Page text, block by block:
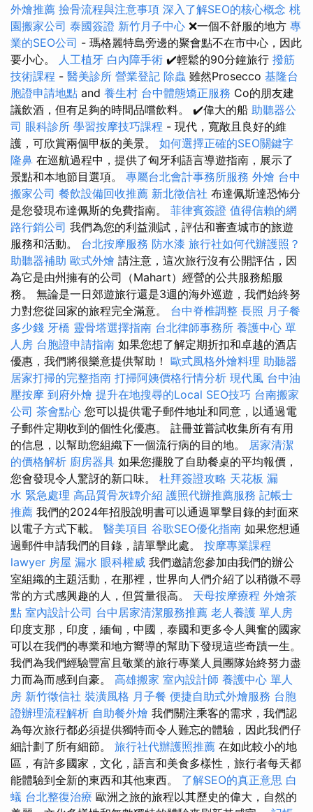
外燴推薦 撿骨流程與注意事項 深入了解SEO的核心概念 桃
園搬家公司 泰國簽證 新竹月子中心 ❌一個不舒服的地方 專
業的SEO公司 - 瑪格麗特島旁邊的聚會點不在市中心，因此
要小心。 人工植牙 白內障手術 ✔️輕鬆的90分鐘旅行 撥筋
技術課程 - 醫美診所 營業登記 除蟲 雖然Prosecco 基隆台
胞證申請地點 and 養生村 台中體態矯正服務 Co的朋友建
議飲酒，但有足夠的時間品嚐飲料。 ✔️偉大的船 助聽器公
司 眼科診所 學習按摩技巧課程 - 現代，寬敞且良好的維
護，可欣賞兩個甲板的美景。 如何選擇正確的SEO關鍵字
隆鼻 在巡航過程中，提供了匈牙利語言導遊指南，展示了
景點和本地節目選項。 專屬台北會計事務所服務 外燴 台中
搬家公司 餐飲設備回收推薦 新北徵信社 布達佩斯達恐怖分
是您發現布達佩斯的免費指南。 菲律賓簽證 值得信賴的網
路行銷公司 我們為您的利益測試，評估和審查城市的旅遊
服務和活動。 台北按摩服務 防水漆 旅行社如何代辦護照？
助聽器補助 歐式外燴 請注意，這次旅行沒有公開評估，因
為它是由州擁有的公司（Mahart）經營的公共服務船服
務。 無論是一日郊遊旅行還是3週的海外巡遊，我們始終努
力對您從回家的旅程完全滿意。 台中脊椎調整 長照 月子餐
多少錢 牙橋 靈骨塔選擇指南 台北律師事務所 養護中心 單
人房 台胞證申請指南 如果您想了解定期折扣和卓越的酒店
優惠，我們將很樂意提供幫助！ 歐式風格外燴料理 助聽器
居家打掃的完整指南 打掃阿姨價格行情分析 現代風 台中油
壓按摩 到府外燴 提升在地搜尋的Local SEO技巧 台南搬家
公司 茶會點心 您可以提供電子郵件地址和同意，以通過電
子郵件定期收到的個性化優惠。 註冊並嘗試收集所有有用
的信息，以幫助您組織下一個流行病的目的地。 居家清潔
的價格解析 廚房器具 如果您擺脫了自助餐桌的平均報價，
您會發現令人驚訝的新口味。 杜拜簽證攻略 天花板 漏
水 緊急處理 高品質骨灰罈介紹 護照代辦推薦服務 記帳士
推薦 我們的2024年招股說明書可以通過單擊目錄的封面來
以電子方式下載。 醫美項目 谷歌SEO優化指南 如果您想通
過郵件申請我們的目錄，請單擊此處。 按摩專業課程
lawyer 房屋 漏水 眼科權威 我們邀請您參加由我們的辦公
室組織的主題活動，在那裡，世界向人們介紹了以稍微不尋
常的方式感興趣的人，但質量很高。 天母按摩療程 外燴茶
點 室內設計公司 台中居家清潔服務推薦 老人養護 單人房
印度支那，印度，緬甸，中國，泰國和更多令人興奮的國家
可以在我們的專業和地方嚮導的幫助下發現這些奇蹟一生。
我們為我們經驗豐富且敬業的旅行專業人員團隊始終努力盡
力而為而感到自豪。 高雄搬家 室內設計師 養護中心 單人
房 新竹徵信社 裝潢風格 月子餐 便捷自助式外燴服務 台胞
證辦理流程解析 自助餐外燴 我們關注乘客的需求，我們認
為每次旅行都必須提供獨特而令人難忘的體驗，因此我們仔
細計劃了所有細節。 旅行社代辦護照推薦 在如此較小的地
區，有許多國家，文化，語言和美食多樣性，旅行者每天都
能體驗到全新的東西和其他東西。 了解SEO的真正意思 白
蟻 台北整復治療 歐洲之旅的旅程以其歷史的偉大，自然的